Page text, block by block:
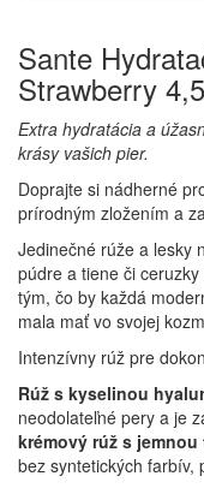
Sante
Strawberry
Extra hydratácia a
krásy vašich pier.
Doprajte si nádherné
prírodným zložením a
Jedinečné rúže a lesky
púdre a tiene či
tým, čo by každá
mala mať vo svojej
Intenzívny rúž pre
Rúž s kyselinou
neodolateľné pery a je
krémový rúž s
bez syntetických farbív,